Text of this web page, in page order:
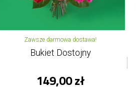
Zawsze darmowa dostawa!
Bukiet Dostojny
149,00 zł